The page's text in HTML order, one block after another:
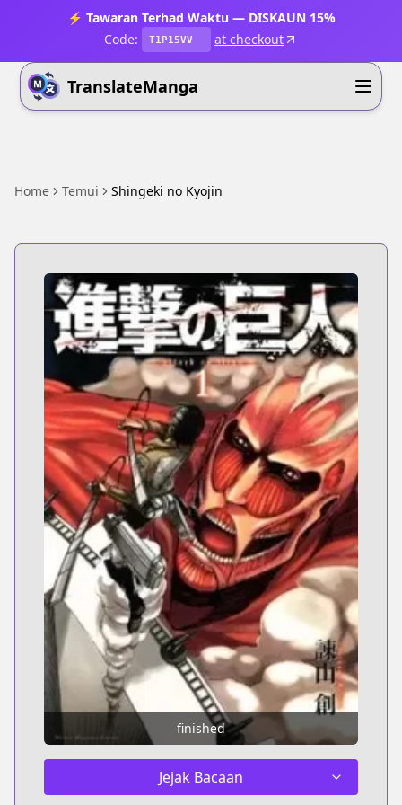
⚡ Tawaran Terhad Waktu — DISKAUN 15%
Code:
T1P15VV at checkout
TranslateManga
Home Temui Shingeki no Kyojin
finished
Jejak Bacaan